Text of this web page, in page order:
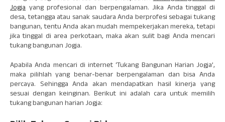
Jogja yang profesional dan berpengalaman. Jika Anda tinggal di
desa, tetangga atau sanak saudara Anda berprofesi sebagai tukang
bangunan, tentu Anda akan mudah mempekerjakan mereka, tetapi
jika tinggal di area perkotaan, maka akan sulit bagi Anda mencari
tukang bangunan Jogja.
Apabila Anda mencari di internet ‘Tukang Bangunan Harian Jogja’,
maka pilihlah yang benar-benar berpengalaman dan bisa Anda
percaya. Sehingga Anda akan mendapatkan hasil kinerja yang
sesuai dengan keinginan. Berikut ini adalah cara untuk memilih
tukang bangunan harian Jogja: